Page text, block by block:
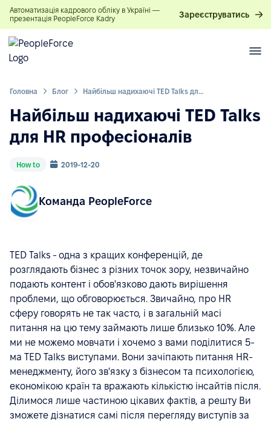
Автоматизація кадрового обліку в Україні —
презентація PeopleForce Kadry
Зареєструватись
Головна Блог Найбільш надихаючі TED Talks для HR професіоналів
Найбільш надихаючі TED Talks
для HR професіоналів
How to 2019-12-20
Команда PeopleForce
TED Talks - одна з кращих конференцій, де
розглядають бізнес з різних точок зору, незвичайно
подають контент і обов'язково дають вирішення
проблеми, що обговорюється. Звичайно, про HR
сферу говорять не так часто, і в загальній масі
питання на цю тему займають лише близько 10%. Але
ми не можемо мовчати і хочемо з вами поділитися 5-
ма TED Talks виступами. Вони зачіпають питання HR-
менеджменту, його зв'язку з бізнесом та психологією,
економікою країн та вражають кількістю інсайтів після.
Ділимося лише частиною цікавих фактів, а решту Ви
зможете дізнатися самі після перегляду виступів за